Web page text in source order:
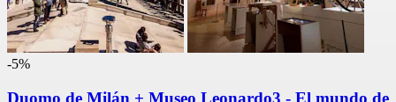
-5%
Duomo de Milán + Museo Leonardo3 - El mundo de